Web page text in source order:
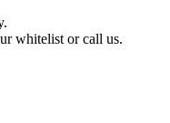
whitelist or call us.